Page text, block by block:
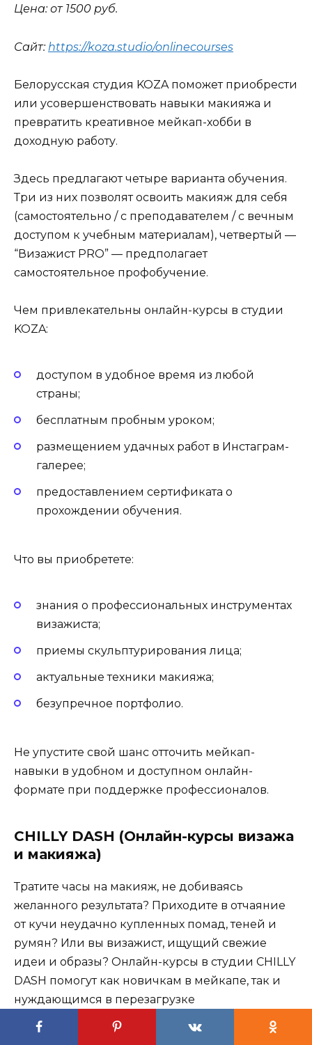
Цена: от 1500 руб.
Сайт: https://koza.studio/onlinecourses
Белорусская студия KOZA поможет приобрести
или усовершенствовать навыки макияжа и
превратить креативное мейкап-хобби в
доходную работу.
Здесь предлагают четыре варианта обучения.
Три из них позволят освоить макияж для себя
(самостоятельно / с преподавателем / с вечным
доступом к учебным материалам), четвертый —
“Визажист PRO” — предполагает
самостоятельное профобучение.
Чем привлекательны онлайн-курсы в студии
KOZA:
доступом в удобное время из любой
страны;
бесплатным пробным уроком;
размещением удачных работ в Инстаграм-
галерее;
предоставлением сертификата о
прохождении обучения.
Что вы приобретете:
знания о профессиональных инструментах
визажиста;
приемы скульптурирования лица;
актуальные техники макияжа;
безупречное портфолио.
Не упустите свой шанс отточить мейкап-
навыки в удобном и доступном онлайн-
формате при поддержке профессионалов.
CHILLY DASH (Онлайн-курсы визажа
и макияжа)
Тратите часы на макияж, не добиваясь
желанного результата? Приходите в отчаяние
от кучи неудачно купленных помад, теней и
румян? Или вы визажист, ищущий свежие
идеи и образы? Онлайн-курсы в студии CHILLY
DASH помогут как новичкам в мейкапе, так и
нуждающимся в перезагрузке
профессионалам.